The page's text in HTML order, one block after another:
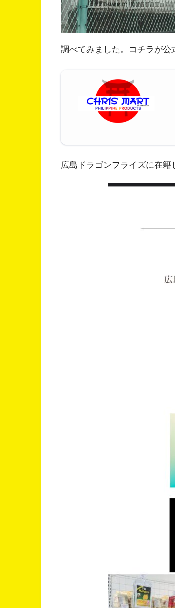
調べてみました。コチラが公
広島ドラゴンフライズに在籍